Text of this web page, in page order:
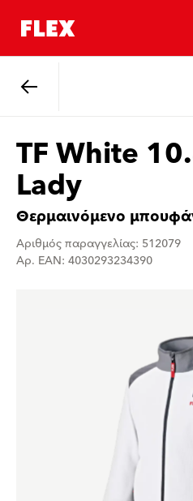
TF White
Lady
Θερμαινόμενο
Αριθμός παραγγελίας: 512079
Αρ. EAN: 4030293234390